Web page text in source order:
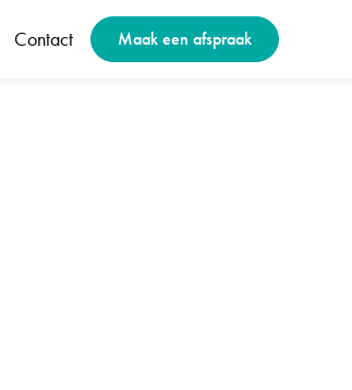
Contact Maak een afspraak